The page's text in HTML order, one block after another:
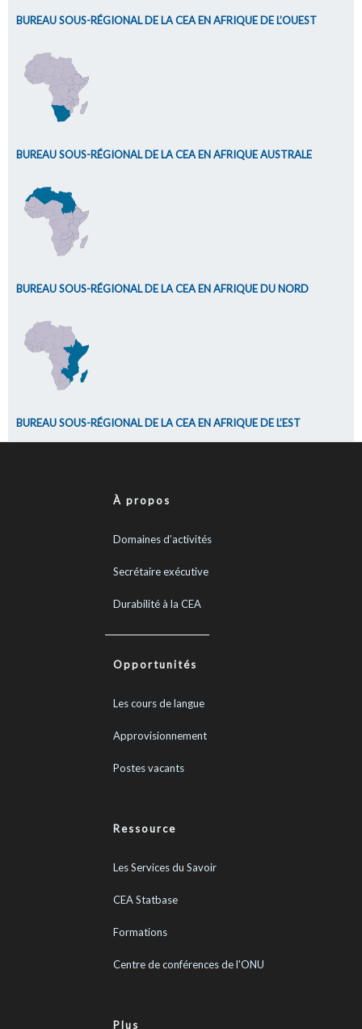
BUREAU SOUS-RÉGIONAL DE LA CEA EN AFRIQUE DE L’OUEST
BUREAU SOUS-RÉGIONAL DE LA CEA EN AFRIQUE AUSTRALE
BUREAU SOUS-RÉGIONAL DE LA CEA EN AFRIQUE DU NORD
BUREAU SOUS-RÉGIONAL DE LA CEA EN AFRIQUE DE L’EST
À propos
Domaines d’activités
Secrétaire exécutive
Durabilité à la CEA
Opportunités
Les cours de langue
Approvisionnement
Postes vacants
Ressource
Les Services du Savoir
CEA Statbase
Formations
Centre de conférences de l'ONU
Plus